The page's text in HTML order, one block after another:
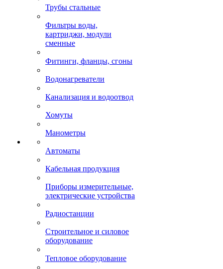
Трубы стальные
Фильтры воды,
картриджи, модули
сменные
Фитинги, фланцы, сгоны
Водонагреватели
Канализация и водоотвод
Хомуты
Манометры
Автоматы
Кабельная продукция
Приборы измерительные,
электрические устройства
Радиостанции
Строительное и силовое
оборудование
Тепловое оборудование